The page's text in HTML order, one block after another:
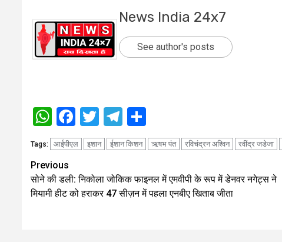
News India 24x7
See author's posts
WhatsApp
Facebook
TwitterTelegram
Tags: आईपीएल इशान ईशान किशन ऋषभ पंत रविचंद्रन अश्विन रवींद्र जडेजा
Post
navigation
Previous
सोने की डली: निकोला जोकिक फाइनल में एमवीपी के रूप में डेनवर नगेट्स ने
मियामी हीट को हराकर 47 सीज़न में पहला एनबीए खिताब जीता